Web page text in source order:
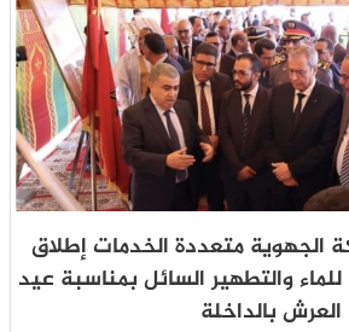
الجهوية متعددة الخدمات إطلاق
والتطهير السائل بمناسبة عيد
العرش بالداخلة